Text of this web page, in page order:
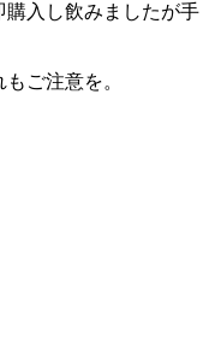
入し飲みましたが手
ご注意を。